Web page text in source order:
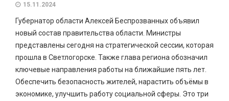
15.11.2024
Губернатор области Алексей Беспрозванных объявил
новый состав правительства области. Министры
представлены сегодня на стратегической сессии, которая
прошла в Светлогорске. Также глава региона обозначил
ключевые направления работы на ближайшие пять лет.
Обеспечить безопасность жителей, нарастить объёмы в
экономике, улучшить работу социальной сферы. Это три